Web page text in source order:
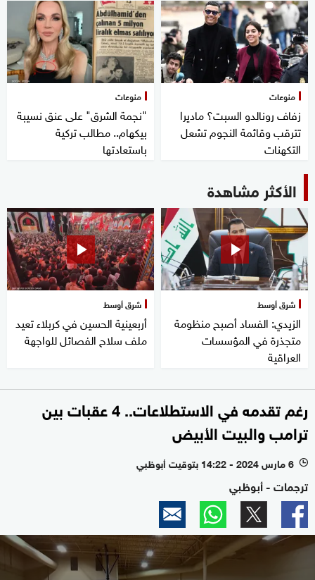
منوعات
زفاف رونالدو السبت؟ ماديرا
تترقب وقائمة النجوم تشعل
التكهنات
منوعات
"نجمة الشرق" على عنق نسيبة
بيكهام.. مطالب تركية
باستعادتها
الأكثر مشاهدة
شرق أوسط
الزيدي: الفساد أصبح منظومة
متجذرة في المؤسسات
العراقية
شرق أوسط
أربعينية الحسين في كربلاء تعيد
ملف سلاح الفصائل للواجهة
رغم تقدمه في الاستطلاعات.. 4 عقبات بين
ترامب والبيت الأبيض
l 6 مارس 2024 - 14:22 بتوقيت أبوظبي
ترجمات - أبوظبي
0
seconds